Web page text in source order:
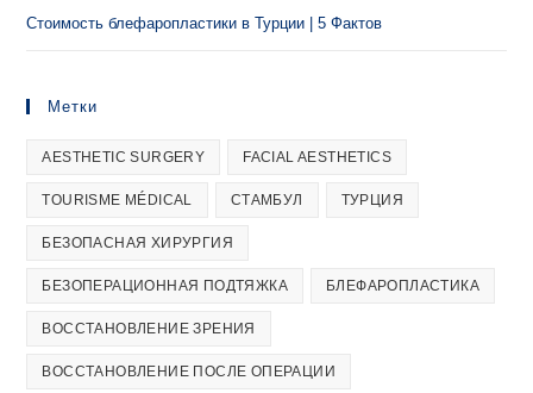
Стоимость блефаропластики в Турции | 5 Фактов
Метки
AESTHETIC SURGERY FACIAL AESTHETICS
TOURISME MÉDICAL СТАМБУЛ ТУРЦИЯ
БЕЗОПАСНАЯ ХИРУРГИЯ
БЕЗОПЕРАЦИОННАЯ ПОДТЯЖКА БЛЕФАРОПЛАСТИКА
ВОССТАНОВЛЕНИЕ ЗРЕНИЯ
ВОССТАНОВЛЕНИЕ ПОСЛЕ ОПЕРАЦИИ